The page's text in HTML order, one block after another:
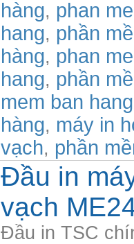
hàng, phan
hang, phần
hàng, phan
hang, phần
mem ban hang
hàng, máy in
vạch, phần
Đầu in
vạch
Đầu in TSC